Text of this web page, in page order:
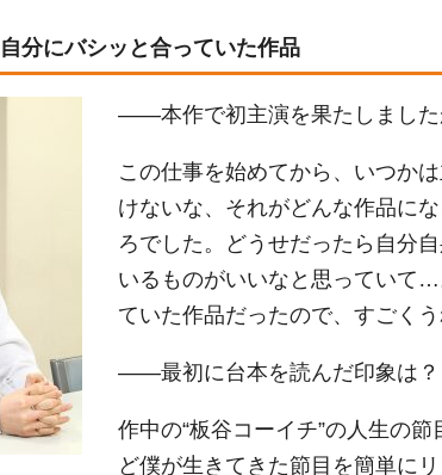
自分にバシッと合っていた作品
――本作で初主演を果たしました
この仕事を始めてから、いつか
けないな、それがどんな作品に
ろでした。どうせだったら自分
いるものがいいなと思っていて
ていた作品だったので、すごくう
――最初に台本を読んだ印象は？
作中の“板谷コーイチ”の人生の
ど僕が生きてきた節目を簡単に